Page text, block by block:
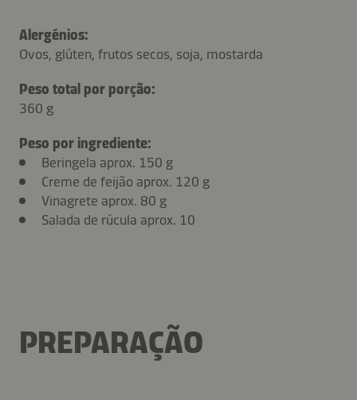
Alergénios:
Ovos, glúten, frutos secos, soja, mostarda
Peso total por porção:
360 g
Peso por ingrediente:
Beringela aprox. 150 g
Creme de feijão aprox. 120 g
Vinagrete aprox. 80 g
Salada de rúcula aprox. 10
PREPARAÇÃO